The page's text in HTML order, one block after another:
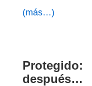
(más…)
después…